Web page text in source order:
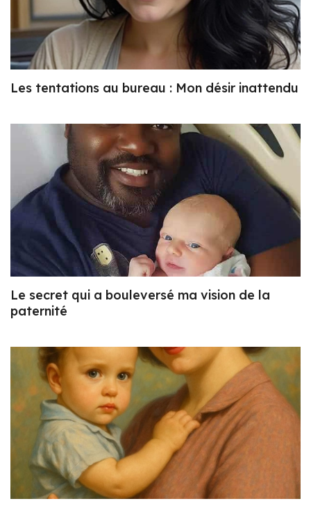
Les tentations au bureau : Mon désir inattendu
Le secret qui a bouleversé ma vision de la
paternité